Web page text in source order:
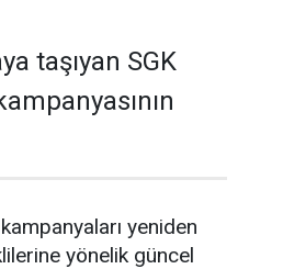
taşıyan SGK
yeniden
yönelik güncel